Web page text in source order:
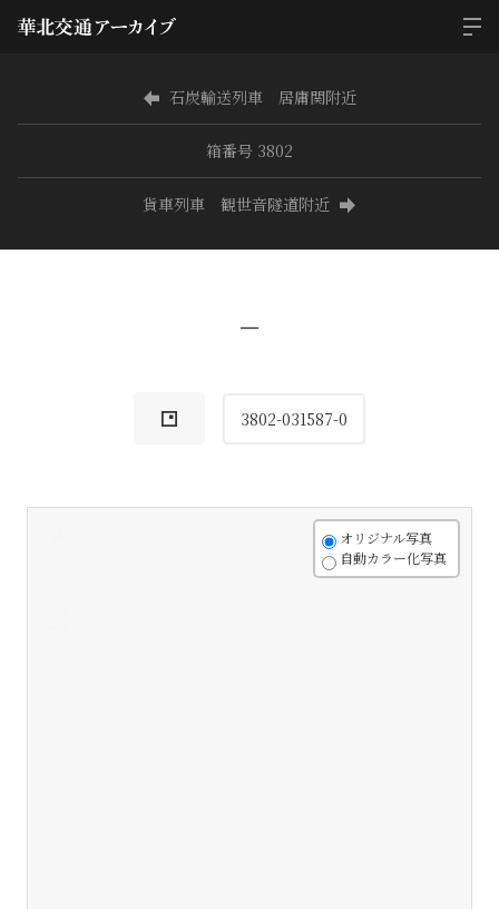
石炭輸送列車 居庸関附近
箱番号 3802
貨車列車 観世音隧道附近
−
3802-031587-0
オリジナル写真
自動カラー化写真